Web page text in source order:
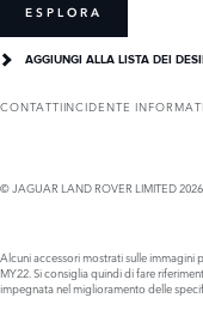
ESPLORA
AGGIUNGI ALLA LISTA DEI
CONTATTIINCIDENTE
© JAGUAR LAND ROVER LIMITED 2026
Alcuni accessori mostrati sulle immagini
MY22. Si consiglia quindi di fare
impegnata nel miglioramento delle